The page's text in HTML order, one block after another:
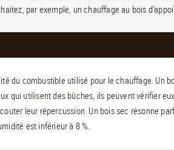
par exemple, un chauffage au bois
du combustible utilisé pour le chauffage. Un
qui utilisent des bûches, ils peuvent vérifier
leur répercussion. Un bois sec résonne
est inférieur à 8 %.